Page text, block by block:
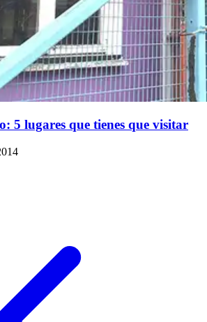
5 lugares que tienes que visitar